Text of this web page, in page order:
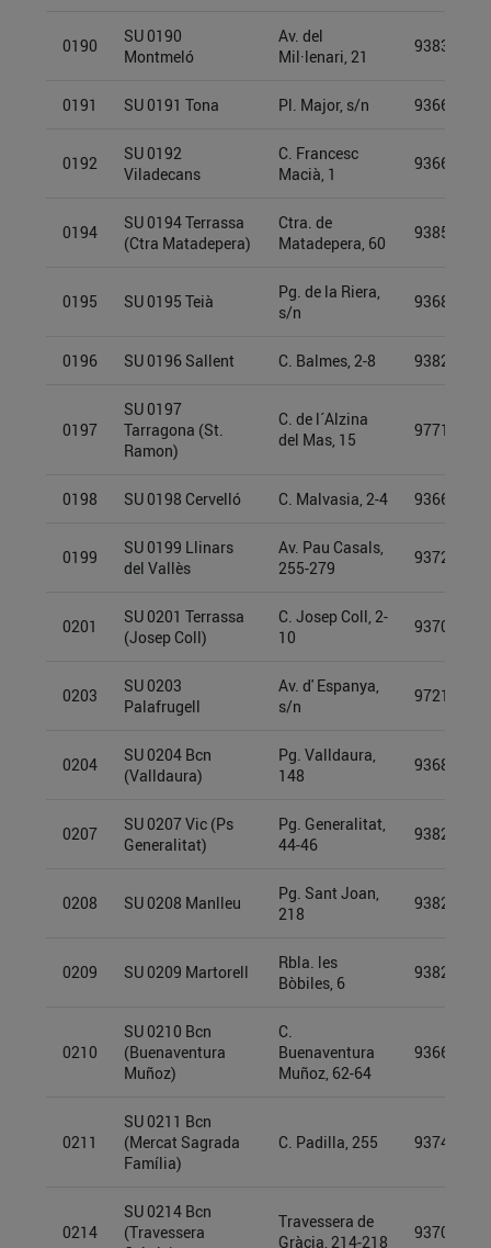
0190
SU 0190
Montmeló
Av. del
Mil·lenari, 21
0191 SU 0191 Tona Pl. Major, s/n
0192
SU 0192
Viladecans
C. Francesc
Macià, 1
0194
SU 0194 Terrassa
(Ctra Matadepera)
Ctra. de
Matadepera, 60
0195 SU 0195 Teià
Pg. de la Riera,
s/n
0196 SU 0196 Sallent C. Balmes, 2-8
0197
SU 0197
Tarragona (St.
Ramon)
C. de l´Alzina
del Mas, 15
0198 SU 0198 Cervelló C. Malvasia, 2-4
0199
SU 0199 Llinars
del Vallès
Av. Pau Casals,
255-279
0201
SU 0201 Terrassa
(Josep Coll)
C. Josep Coll, 2-
10
0203
SU 0203
Palafrugell
Av. d' Espanya,
s/n
0204
SU 0204 Bcn
(Valldaura)
Pg. Valldaura,
148
0207
SU 0207 Vic (Ps
Generalitat)
Pg. Generalitat,
44-46
0208 SU 0208 Manlleu
Pg. Sant Joan,
218
0209 SU 0209 Martorell
Rbla. les
Bòbiles, 6
0210
SU 0210 Bcn
(Buenaventura
Muñoz)
C.
Buenaventura
Muñoz, 62-64
0211
SU 0211 Bcn
(Mercat Sagrada
Família)
C. Padilla, 255
0214
SU 0214 Bcn
(Travessera
Travessera de
Gràcia, 214-218